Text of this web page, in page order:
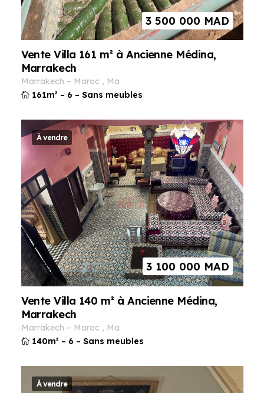
3 500 000 MAD
Vente Villa 161 m² à Ancienne Médina,
Marrakech
marrakech – maroc ,
ma
161m² – 6 – Sans meubles
À vendre
3 100 000 MAD
Vente Villa 140 m² à Ancienne Médina,
Marrakech
marrakech – maroc ,
ma
140m² – 6 – Sans meubles
À vendre